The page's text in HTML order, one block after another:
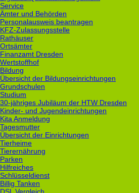
Service
Ämter und Behörden
Personalausweis beantragen
KFZ-Zulassungsstelle
Rathäuser
Ortsämter
Finanzamt Dresden
Wertstoffhof
Bildung
Übersicht der Bildungseinrichtungen
Grundschulen
Studium
30-jähriges Jubiläum der HTW Dresden
Kinder- und Jugendeinrichtungen
Kita Anmeldung
Tagesmutter
Übersicht der Einrichtungen
Tierheime
Tierernährung
Parken
Hilfreiches
Schlüsseldienst
Billig Tanken